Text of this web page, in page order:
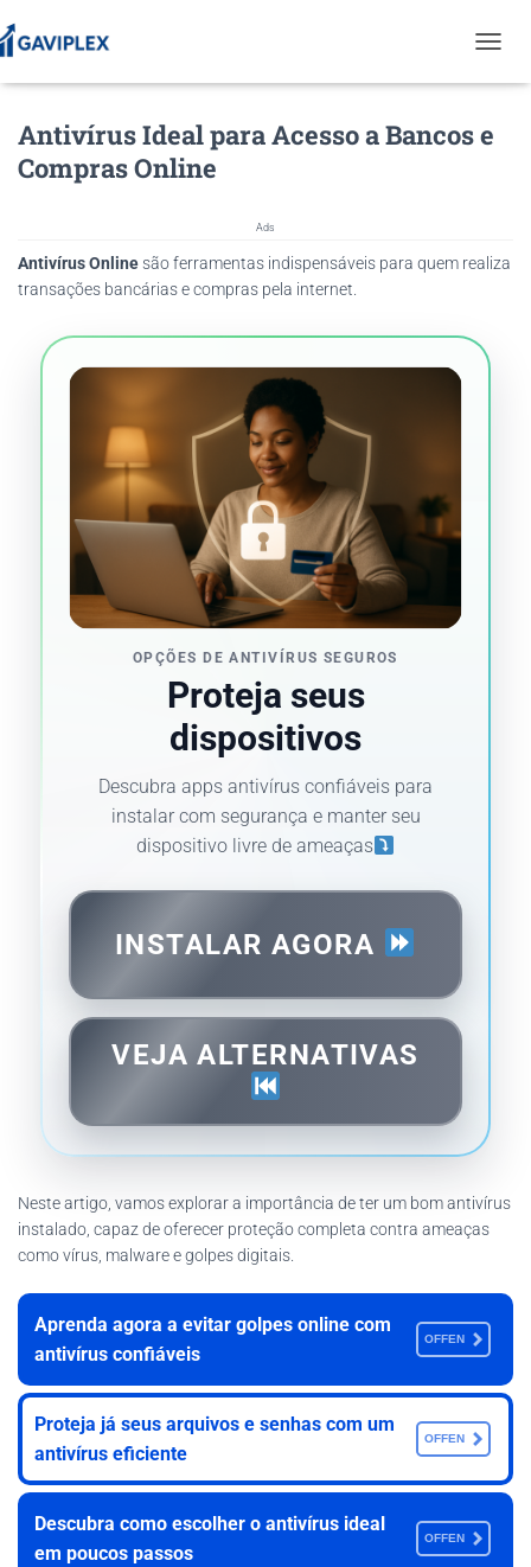
O
G
L
I
Antivírus Ideal para Acesso a Bancos e
Compras Online
Ads
Antivírus Onlinesão ferramentas indispensáveis para quem realiza
transações bancárias e compras pela internet.
OPÇÕES DE ANTIVÍRUS SEGUROS
Proteja seus
dispositivos
Descubra apps antivírus confiáveis para
instalar com segurança e manter seu
dispositivo livre de ameaças
INSTALAR AGORA
VEJA ALTERNATIVAS
Neste artigo, vamos explorar a importância de ter um bom antivírus
instalado, capaz de oferecer proteção completa contra ameaças
como vírus, malware e golpes digitais.
Aprenda agora a evitar golpes online com
antivírus confiáveis
OFFEN
Proteja já seus arquivos e senhas com um
antivírus eficiente
OFFEN
Descubra como escolher o antivírus ideal
em poucos passos
OFFEN